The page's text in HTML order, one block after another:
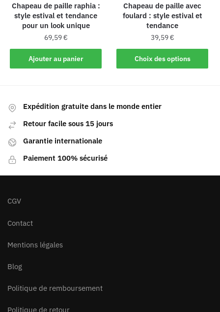
Chapeau de paille raphia :
style estival et tendance
pour un look unique
69,59€
Ajouter au panier
Chapeau de paille avec
foulard : style estival et
tendance
39,59€
Choix des options
Expédition gratuite dans le monde entier
Retour facile sous 15 jours
Garantie internationale
Paiement 100% sécurisé
CGV
Contact
Mentions légales
Blog
Politique de remboursement
Politique de retour